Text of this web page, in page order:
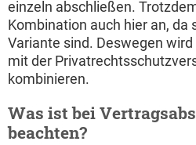
einzeln abschließen.
Kombination auch hier an, da
Variante sind. Deswegen
mit der
kombinieren.
Was ist bei
beachten?